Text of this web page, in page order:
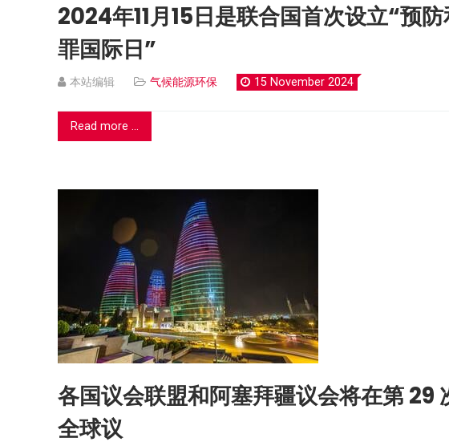
2024年11月15日是联合国首次设立“预
罪国际日”
本站编辑 气候能源环保 15 November 2024
Read more ...
各国议会联盟和阿塞拜疆议会将在第 29
全球议